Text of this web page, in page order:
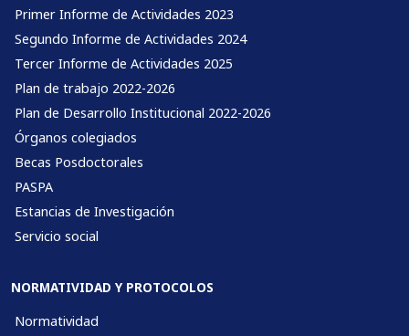
Primer Informe de Actividades 2023
Segundo Informe de Actividades 2024
Tercer Informe de Actividades 2025
Plan de trabajo 2022-2026
Plan de Desarrollo Institucional 2022-2026
Órganos colegiados
Becas Posdoctorales
PASPA
Estancias de Investigación
Servicio social
NORMATIVIDAD Y PROTOCOLOS
Normatividad